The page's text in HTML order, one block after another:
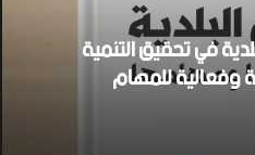
في تحقيق التنمية
وفعالية للمهام